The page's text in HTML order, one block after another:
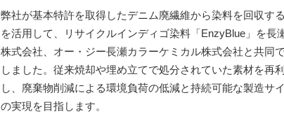
弊社が基本特許を取得したデニム廃繊維から染料を回収す
を活用して、リサイクルインディゴ染料「EnzyBlue」を長
株式会社、オー・ジー長瀬カラーケミカル株式会社と共同
しました。従来焼却や埋め立てで処分されていた素材を再
し、廃棄物削減による環境負荷の低減と持続可能な製造サ
の実現を目指します。